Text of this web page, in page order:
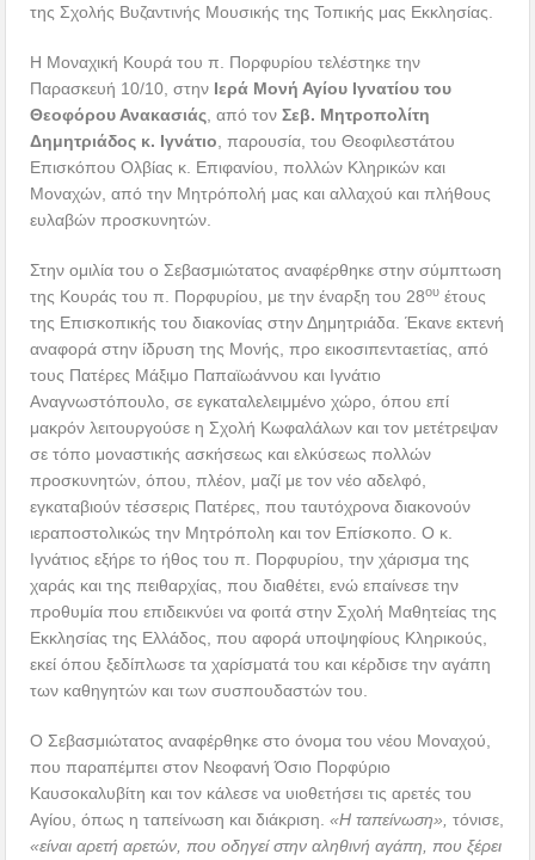
της Σχολής Βυζαντινής Μουσικής της Τοπικής μας Εκκλησίας.
Η Μοναχική Κουρά του π. Πορφυρίου τελέστηκε την
Παρασκευή 10/10, στην Ιερά Μονή Αγίου Ιγνατίου του
Θεοφόρου Ανακασιάς , από τονΣεβ. Μητροπολίτη
Δημητριάδος κ. Ιγνάτιο , παρουσία, του Θεοφιλεστάτου
Επισκόπου Ολβίας κ. Επιφανίου, πολλών Κληρικών και
Μοναχών, από την Μητρόπολή μας και αλλαχού και πλήθους
ευλαβών προσκυνητών.
Στην ομιλία του ο Σεβασμιώτατος αναφέρθηκε στην σύμπτωση
της Κουράς του π. Πορφυρίου, με την έναρξη του 28ου έτους
της Επισκοπικής του διακονίας στην Δημητριάδα. Έκανε εκτενή
αναφορά στην ίδρυση της Μονής, προ εικοσιπενταετίας, από
τους Πατέρες Μάξιμο Παπαϊωάννου και Ιγνάτιο
Αναγνωστόπουλο, σε εγκαταλελειμμένο χώρο, όπου επί
μακρόν λειτουργούσε η Σχολή Κωφαλάλων και τον μετέτρεψαν
σε τόπο μοναστικής ασκήσεως και ελκύσεως πολλών
προσκυνητών, όπου, πλέον, μαζί με τον νέο αδελφό,
εγκαταβιούν τέσσερις Πατέρες, που ταυτόχρονα διακονούν
ιεραποστολικώς την Μητρόπολη και τον Επίσκοπο. Ο κ.
Ιγνάτιος εξήρε το ήθος του π. Πορφυρίου, την χάρισμα της
χαράς και της πειθαρχίας, που διαθέτει, ενώ επαίνεσε την
προθυμία που επιδεικνύει να φοιτά στην Σχολή Μαθητείας της
Εκκλησίας της Ελλάδος, που αφορά υποψηφίους Κληρικούς,
εκεί όπου ξεδίπλωσε τα χαρίσματά του και κέρδισε την αγάπη
των καθηγητών και των συσπουδαστών του.
Ο Σεβασμιώτατος αναφέρθηκε στο όνομα του νέου Μοναχού,
που παραπέμπει στον Νεοφανή Όσιο Πορφύριο
Καυσοκαλυβίτη και τον κάλεσε να υιοθετήσει τις αρετές του
Αγίου, όπως η ταπείνωση και διάκριση.«Η ταπείνωση», τόνισε,
«είναι αρετή αρετών, που οδηγεί στην αληθινή αγάπη, που ξέρει